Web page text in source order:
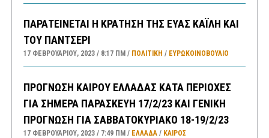
ΠΑΡΑΤΕΙΝΕΤΑΙ Η ΚΡΑΤΗΣΗ ΤΗΣ ΕΥΑΣ ΚΑΪΛΗ ΚΑΙ
ΤΟΥ ΠΑΝΤΣΕΡΙ
17 ΦΕΒΡΟΥΑΡΊΟΥ, 2023 8:17 ΠΜ ΠΟΛΙΤΙΚΗ / ΕΥΡΩΚΟΙΝΟΒΟΥΛΙΟ
ΠΡΟΓΝΩΣΗ ΚΑΙΡΟΥ ΕΛΛΑΔΑΣ ΚΑΤΑ ΠΕΡΙΟΧΕΣ
ΓΙΑ ΣΗΜΕΡΑ ΠΑΡΑΣΚΕΥΗ 17/2/23 ΚΑΙ ΓΕΝΙΚΗ
ΠΡΟΓΝΩΣΗ ΓΙΑ ΣΑΒΒΑΤΟΚΥΡΙΑΚΟ 18-19/2/23
17 ΦΕΒΡΟΥΑΡΊΟΥ, 2023 7:49 ΠΜ ΕΛΛΑΔA/ ΚΑΙΡΌΣ